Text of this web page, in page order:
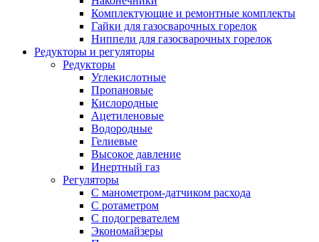
Комплектующие и ремонтные комплекты
Гайки для газосварочных горелок
Ниппели для газосварочных горелок
Редукторы и регуляторы
Редукторы
Углекислотные
Пропановые
Кислородные
Ацетиленовые
Водородные
Гелиевые
Высокое давление
Инертный газ
Регуляторы
С манометром-датчиком расхода
С ротаметром
С подогревателем
Экономайзеры